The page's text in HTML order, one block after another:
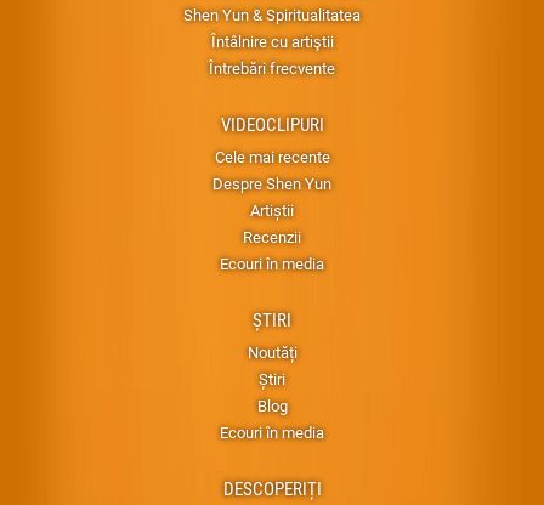
Shen Yun & Spiritualitatea
Întâlnire cu artiştii
Întrebări frecvente
VIDEOCLIPURI
Cele mai recente
Despre Shen Yun
Artiștii
Recenzii
Ecouri în media
ȘTIRI
Noutăți
Știri
Blog
Ecouri în media
DESCOPERIȚI